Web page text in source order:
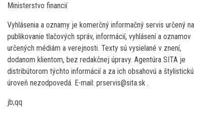
Ministerstvo financií
Vyhlásenia a oznamy je komerčný informačný servis určený na
publikovanie tlačových správ, informácií, vyhlásení a oznamov
určených médiám a verejnosti. Texty sú vysielané v znení,
dodanom klientom, bez redakčnej úpravy. Agentúra SITA je
distribútorom týchto informácií a za ich obsahovú a štylistickú
úroveň nezodpovedá. E-mail: prservis@sita.sk .
jb;qq